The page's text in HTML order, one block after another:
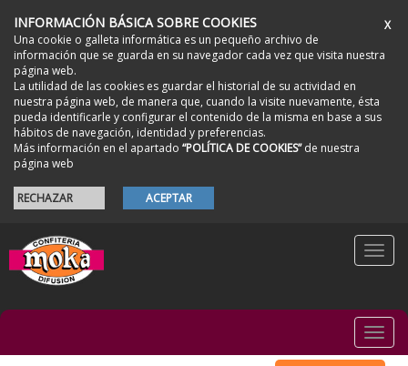
X
INFORMACIÓN BÁSICA SOBRE COOKIES
Una cookie o galleta informática es un pequeño archivo de
información que se guarda en su navegador cada vez que visita nuestra
página web.
La utilidad de las cookies es guardar el historial de su actividad en
nuestra página web, de manera que, cuando la visite nuevamente, ésta
pueda identificarle y configurar el contenido de la misma en base a sus
hábitos de navegación, identidad y preferencias.
Más información en el apartado “POLÍTICA DE COOKIES”de nuestra
página web
RECHAZAR ACEPTAR